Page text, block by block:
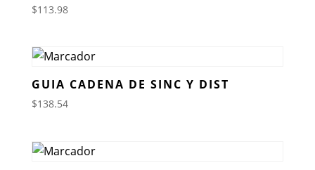
$113.98
GUIA CADENA DE SINC Y DIST
$138.54